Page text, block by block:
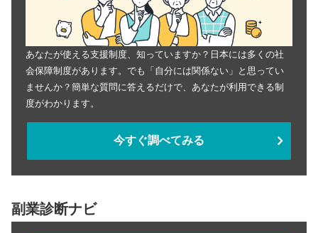
あなたが使える支援制度、知っていますか？日本には多くの社
会保障制度があります。でも「自分には関係ない」と思ってい
ませんか？簡単な質問に答えるだけで、あなたが利用できる制
度がわかります。
今すぐ調べてみる
副業診断ナビ